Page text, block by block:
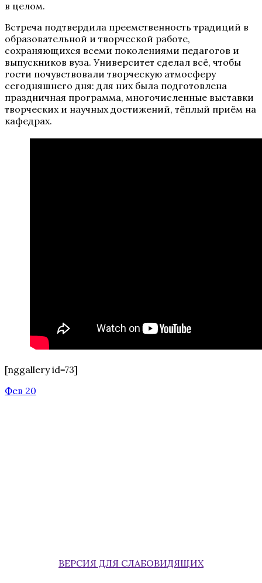
в целом.
Встреча подтвердила преемственность традиций в
образовательной и творческой работе,
сохраняющихся всеми поколениями педагогов и
выпускников вуза. Университет сделал всё, чтобы
гости почувствовали творческую атмосферу
сегодняшнего дня: для них была подготовлена
праздничная программа, многочисленные выставки
творческих и научных достижений, тёплый приём на
кафедрах.
[nggallery id=73]
Фев 20
ВЕРСИЯ ДЛЯ СЛАБОВИДЯЩИХ